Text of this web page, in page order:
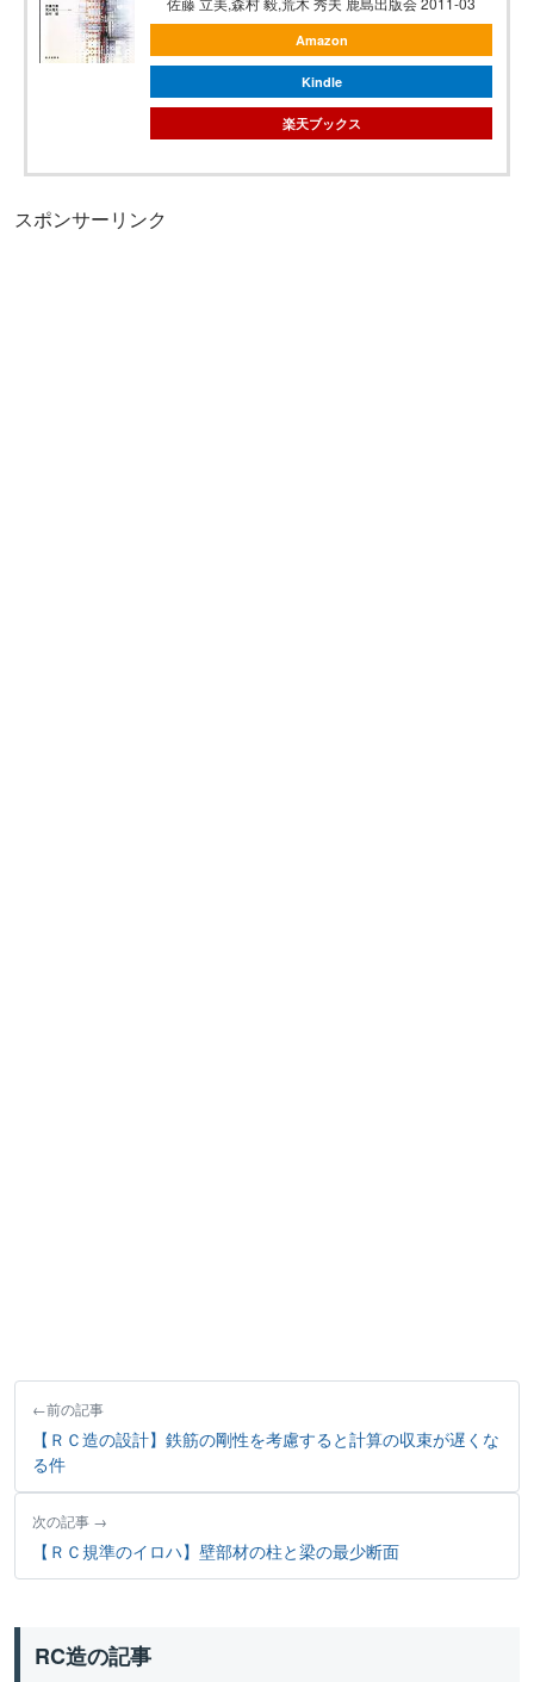
Amazon
Kindle
楽天ブックス
スポンサーリンク
前の記事
【ＲＣ造の設計】鉄筋の剛性を考慮すると計算の収束が遅くな
る件
次の記事
【ＲＣ規準のイロハ】壁部材の柱と梁の最少断面
RC造の記事